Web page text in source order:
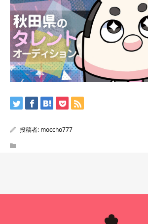
投稿者: moccho777